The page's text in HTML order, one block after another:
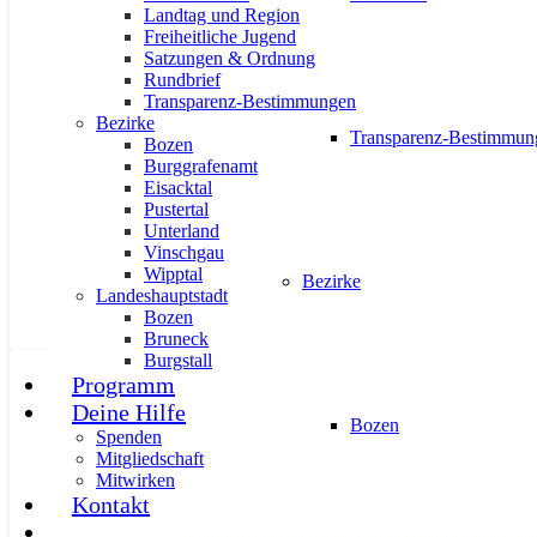
Transparenz-
Bezirke
Bozen
Landtag und Region
Freiheitliche Jugend
Satzungen & Ordnung
Rundbrief
Transparenz-Bestimmungen
Bezirke
Bozen
Burggrafenamt
Eisacktal
Pustertal
Unterland
Vinschgau
Wipptal
Landeshauptstadt
Bozen
Bruneck
Burgstall
Programm
Deine Hilfe
Spenden
Mitgliedschaft
Mitwirken
Kontakt
24. Juni 2026
AKTUELLPRESSE